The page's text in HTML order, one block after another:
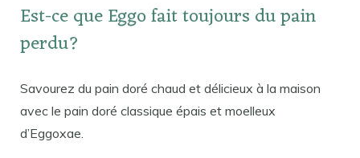
Est-ce que Eggo fait toujours du pain
perdu?
Savourez du pain doré chaud et délicieux à la maison
avec le pain doré classique épais et moelleux
d’Eggoxae.